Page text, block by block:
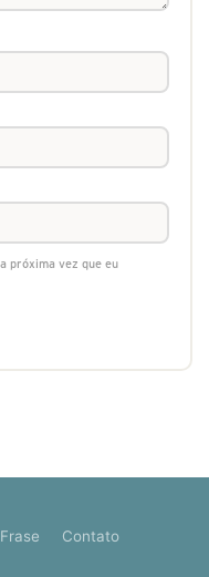
próxima vez que eu
Contato